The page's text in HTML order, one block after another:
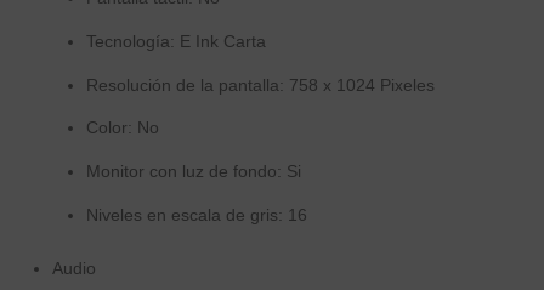
Tecnología: E Ink Carta
Resolución de la pantalla: 758 x 1024 Pixeles
Color: No
Monitor con luz de fondo: Si
Niveles en escala de gris: 16
Audio